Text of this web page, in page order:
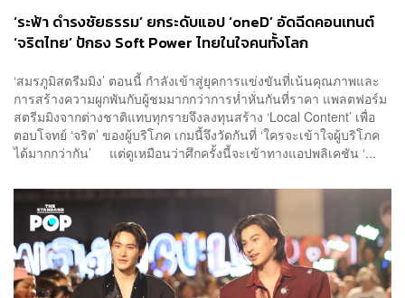
‘ระฟ้า ดำรงชัยธรรม’ ยกระดับแอป ‘oneD’ อัดฉีดคอนเทนต์
‘จริตไทย’ ปักธง Soft Power ไทยในใจคนทั้งโลก
‘สมรภูมิสตรีมมิง’ ตอนนี้ กำลังเข้าสู่ยุคการแข่งขันที่เน้นคุณภาพและ
การสร้างความผูกพันกับผู้ชมมากกว่าการห่ำหั่นกันที่ราคา แพลตฟอร์ม
สตรีมมิงจากต่างชาติแทบทุกรายจึงลงทุนสร้าง ‘Local Content’ เพื่อ
ตอบโจทย์ ‘จริต’ ของผู้บริโภค เกมนี้จึงวัดกันที่ ‘ใครจะเข้าใจผู้บริโภค
ได้มากกว่ากัน’ แต่ดูเหมือนว่าศึกครั้งนี้จะเข้าทางแอปพลิเคชัน ‘...